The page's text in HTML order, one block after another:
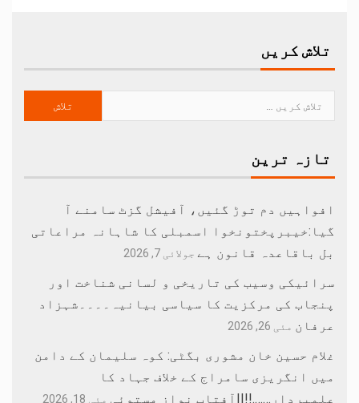
تلاش کریں
تازہ ترین
افواہیں دم توڑ گئیں، آفیشل گزٹ سامنے آ
گیا:خیبرپختونخوا اسمبلی کا شاہانہ مراعاتی
بل باقاعدہ قانون ہے جولائی 7, 2026
سرائیکی وسیب کی تاریخی و لسانی شناخت اور
پنجاب کی مرکزیت کا سیاسی بیانیہ۔۔۔۔شہزاد
عرفان مئی 26, 2026
غلام حسین خان مشوری بگٹی: کوہ سلیمان کے دامن
میں انگریزی سامراج کے خلاف جہاد کا
علمبردار…….!!||آفتاب نواز مستوئی مئی 18, 2026